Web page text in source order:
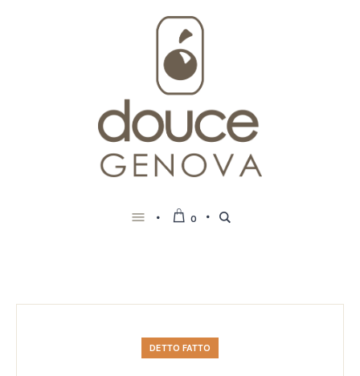
0
DETTO FATTO